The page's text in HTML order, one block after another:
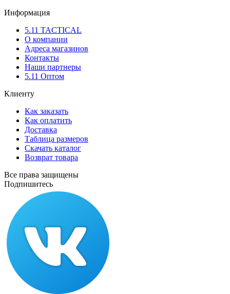
Информация
5.11 TACTICAL
О компании
Адреса магазинов
Контакты
Наши партнеры
5.11 Оптом
Клиенту
Как заказать
Как оплатить
Доставка
Таблица размеров
Скачать каталог
Возврат товара
Все права защищены
Подпишитесь